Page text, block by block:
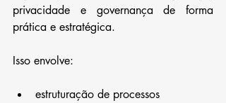
privacidade e governança de forma
prática e estratégica.
Isso envolve:
estruturação de processos